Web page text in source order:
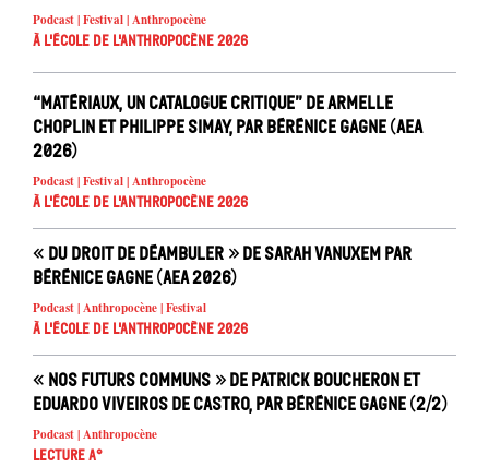
Podcast | Festival | Anthropocène
À l'école de l'Anthropocène 2026
“Matériaux, un catalogue critique” de Armelle
Choplin et Philippe Simay, par Bérénice Gagne (AEA
2026)
Podcast | Festival | Anthropocène
À l'école de l'Anthropocène 2026
« Du droit de déambuler » de Sarah Vanuxem par
Bérénice Gagne (AEA 2026)
Podcast | Anthropocène | Festival
À l'école de l'Anthropocène 2026
« Nos futurs communs » de Patrick Boucheron et
Eduardo Viveiros de Castro, par Bérénice Gagne (2/2)
Podcast | Anthropocène
Lecture A°